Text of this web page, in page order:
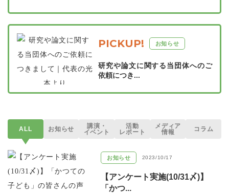
PICKUP! お知らせ
研究や論文に関する当団体へのご
依頼につき...
ALL お知らせ
講演・
イベント
活動
レポート
メディア
情報
コラム
お知らせ 2023/10/17
【アンケート実施(10/31〆)】
「かつ...